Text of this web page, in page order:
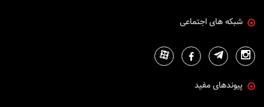
شبکه های اجتماعی
پیوندهای مفید